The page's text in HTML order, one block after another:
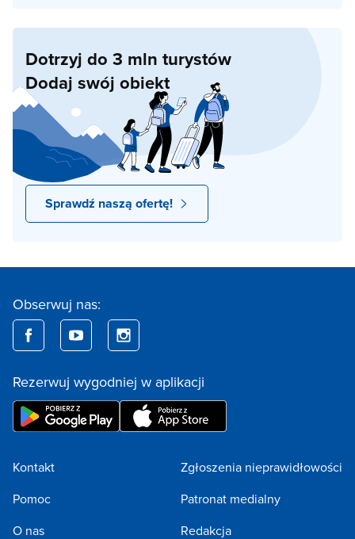
Dotrzyj do 3 mln turystów
Dodaj swój obiekt
Sprawdź naszą ofertę!
Obserwuj nas:
Rezerwuj wygodniej w aplikacji
Kontakt
Pomoc
O nas
Zgłoszenia nieprawidłowości
Patronat medialny
Redakcja